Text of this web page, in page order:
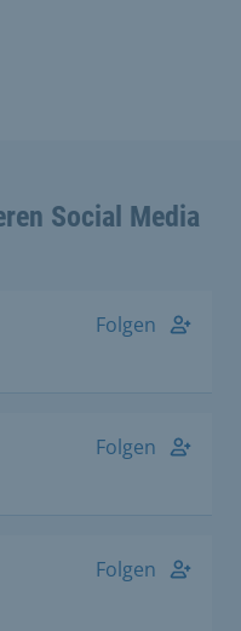
Social Media
Folgen
Folgen
Folgen